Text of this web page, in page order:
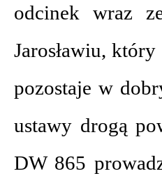
odcinek wraz
Jarosławiu,
pozostaje w
ustawy drogą
DW 865